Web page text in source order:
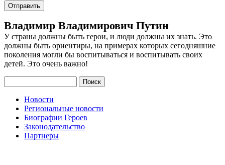
Владимир Владимирович Путин
У страны должны быть герои, и люди должны их знать. Это
должны быть ориентиры, на примерах которых сегодняшние
поколения могли бы воспитываться и воспитывать своих
детей. Это очень важно!
Поиск
Новости
Региональные новости
Биографии Героев
Законодательство
Партнеры